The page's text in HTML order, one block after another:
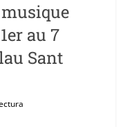
au 7
Sant